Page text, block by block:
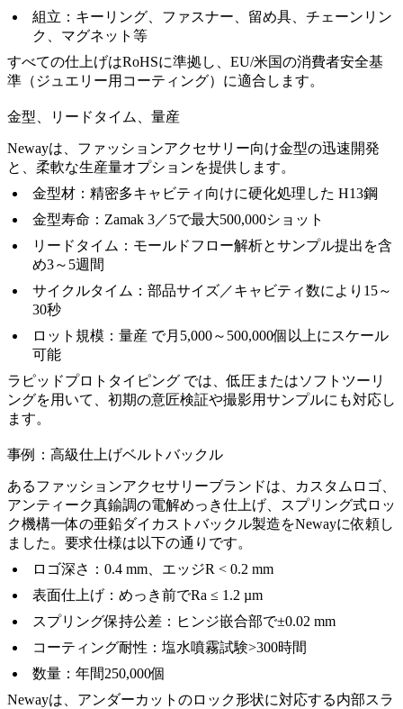
組立 ：キーリング、ファスナー、留め具、チェーンリン
ク、マグネット等
すべての仕上げはRoHSに準拠し、EU/米国の消費者安全基
準（ジュエリー用コーティング）に適合します。
金型、リードタイム、量産
Newayは、ファッションアクセサリー向け金型の迅速開発
と、柔軟な生産量オプションを提供します。
金型材：精密多キャビティ向けに硬化処理した H13鋼
金型寿命：Zamak 3／5で最大500,000ショット
リードタイム：モールドフロー解析とサンプル提出を含
め3～5週間
サイクルタイム：部品サイズ／キャビティ数により15～
30秒
ロット規模： 量産 で月5,000～500,000個以上にスケール
可能
ラピッドプロトタイピング では、低圧またはソフトツーリ
ングを用いて、初期の意匠検証や撮影用サンプルにも対応し
ます。
事例：高級仕上げベルトバックル
あるファッションアクセサリーブランドは、カスタムロゴ、
アンティーク真鍮調の電解めっき仕上げ、スプリング式ロッ
ク機構一体の亜鉛ダイカストバックル製造をNewayに依頼し
ました。要求仕様は以下の通りです。
ロゴ深さ：0.4 mm、エッジR < 0.2 mm
表面仕上げ：めっき前でRa ≤ 1.2 µm
スプリング保持公差：ヒンジ嵌合部で±0.02 mm
コーティング耐性：塩水噴霧試験>300時間
数量：年間250,000個
Newayは、アンダーカットのロック形状に対応する内部スラ